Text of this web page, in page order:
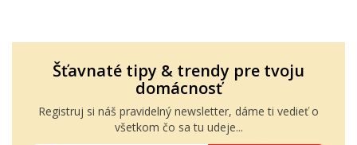
Šťavnaté tipy & trendy pre tvoju
domácnosť
Registruj si náš pravidelný newsletter, dáme ti vedieť o
všetkom čo sa tu udeje...